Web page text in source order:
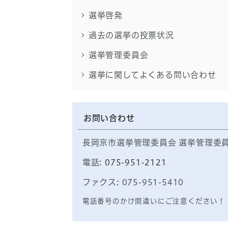
選挙啓発
過去の選挙の投票状況
選挙管理委員会
選挙に関してよくある問い合わせ
お問い合わせ
長岡京市選挙管理委員会 選挙管理委
電話: 075-951-2121
ファクス: 075-951-5410
電話番号のかけ間違いにご注意ください！